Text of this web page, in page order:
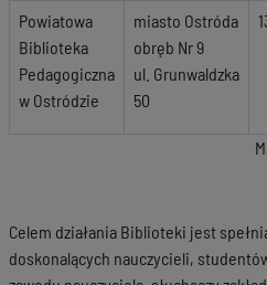
Powiatowa
Biblioteka
Pedagogiczna
w Ostródzie
miasto Ostróda
obręb Nr 9
ul. Grunwaldzka
50
Celem działania Biblioteki jest
doskonalących nauczycieli,